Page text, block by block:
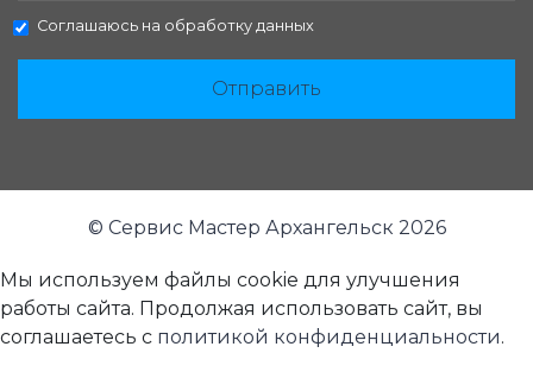
Соглашаюсь на обработку данных
Отправить
© Сервис Мастер Архангельск 2026
Мы используем файлы cookie для улучшения
работы сайта. Продолжая использовать сайт, вы
соглашаетесь с политикой конфиденциальности.